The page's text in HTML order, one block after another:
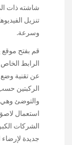
وسرعة.
قم بفتح موقع
الرابط
عن تقنية
والتوضئ وهي
استعمال
الشركات
جديدة لإرضاء